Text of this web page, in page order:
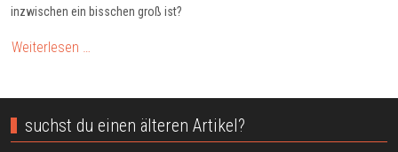
inzwischen ein bisschen groß ist?
Weiterlesen …
suchst du einen älteren Artikel?